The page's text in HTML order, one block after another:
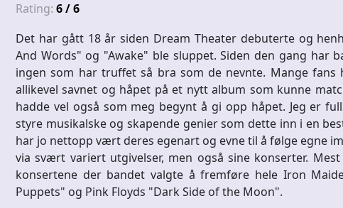
Rating: 6 / 6
Det har gått 18 år siden Dream Theater debuterte og
And Words" og "Awake" ble sluppet. Siden den gang har
ingen som har truffet så bra som de nevnte. Mange
allikevel savnet og håpet på et nytt album som kunne
hadde vel også som meg begynt å gi opp håpet. Jeg er
styre musikalske og skapende genier som dette inn i en
har jo nettopp vært deres egenart og evne til å følge egne
via svært variert utgivelser, men også sine konserter.
konsertene der bandet valgte å fremføre hele Iron
Puppets" og Pink Floyds "Dark Side of the Moon".